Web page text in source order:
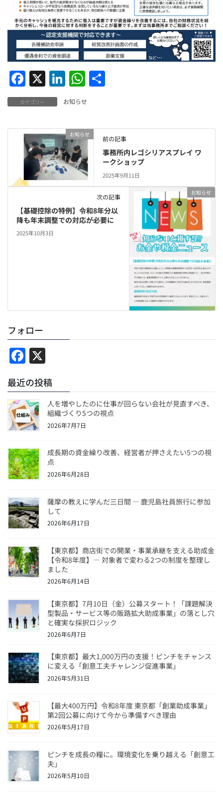
F
a
c
e
b
o
o
k
X Li
n
k
e
dI
n
W
h
at
s
A
p
p
カテゴリー お知らせ
お知らせ
前の記事
事務所内レゴシリアスプレイ ワ
ークショップ
2025年9月11日
お知らせ
次の記事
【基礎控除の特例】令和8年分以
降も年末調整での対応が必要に
2025年10月3日
フォロー
F
c
e
b
o
o
k
最近の投稿
人を増やしたのに仕事が回らない会社が見直すべき、
組織づくり5つの視点
2026年7月7日
成長期の資金繰り改善、経営者が押さえたい5つの視
点
2026年6月28日
薩摩の教えに学んだ三日間 ― 鹿児島社員旅行に参加
して
2026年6月17日
【東京都】商店街での開業・事業承継を支える助成金
【令和8年度】― 対象者で変わる2つの制度を整理し
ました
2026年6月14日
【東京都】7月10日（金）公募スタート！「課題解決
型製品・サービス等の販路拡大助成事業」の落とし穴
と確実な採択ロジック
2026年6月7日
【東京都】最大1,000万円の支援！ピンチをチャンス
に変える「創意工夫チャレンジ促進事業」
2026年5月31日
【最大400万円】令和8年度 東京都「創業助成事業」
第2回公募に向けて今から準備すべき理由
2026年5月17日
ピンチを成長の糧に。環境変化を乗り越える「創意工
夫」
2026年5月10日